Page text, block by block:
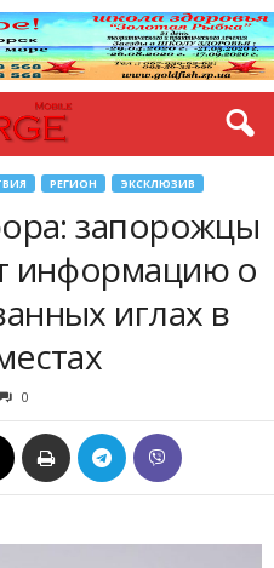
РЕГИОН ЭКСКЛЮЗИВ
запорожцы
информацию о
иглах в
0